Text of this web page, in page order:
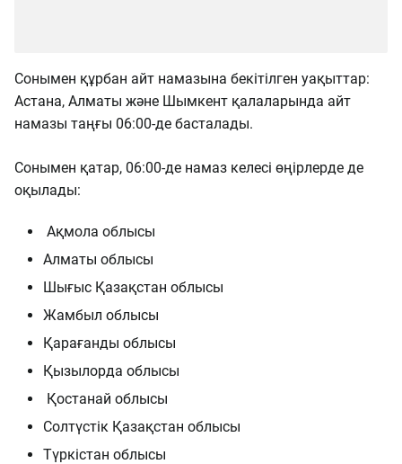
Сонымен құрбан айт намазына бекітілген уақыттар:
Астана, Алматы және Шымкент қалаларында айт
намазы таңғы 06:00-де басталады.
Сонымен қатар, 06:00-де намаз келесі өңірлерде де
оқылады:
Ақмола облысы
Алматы облысы
Шығыс Қазақстан облысы
Жамбыл облысы
Қарағанды облысы
Қызылорда облысы
Қостанай облысы
Солтүстік Қазақстан облысы
Түркістан облысы